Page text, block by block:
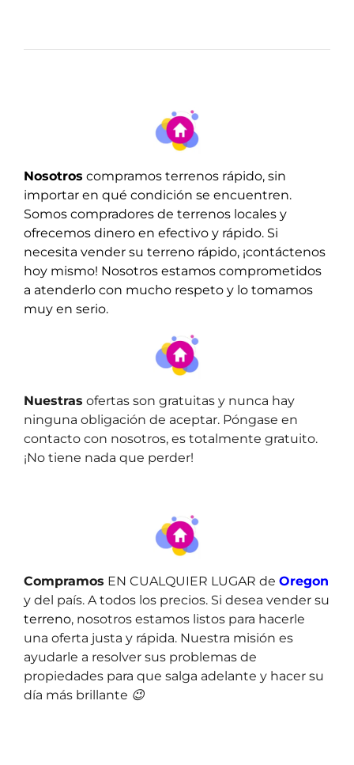
Nosotros compramos terrenos rápido, sin
importar en qué condición se encuentren.
Somos compradores de terrenos locales y
ofrecemos dinero en efectivo y rápido. Si
necesita vender su terreno rápido, ¡contáctenos
hoy mismo! Nosotros estamos comprometidos
a atenderlo con mucho respeto y lo tomamos
muy en serio.
Nuestras ofertas son gratuitas y nunca hay
ninguna obligación de aceptar. Póngase en
contacto con nosotros, es totalmente gratuito.
¡No tiene nada que perder!
Compramos EN CUALQUIER LUGAR de Oregon
y del país. A todos los precios. Si desea vender su
terreno, nosotros estamos listos para hacerle
una oferta justa y rápida. Nuestra misión es
ayudarle a resolver sus problemas de
propiedades para que salga adelante y hacer su
día más brillante 😉